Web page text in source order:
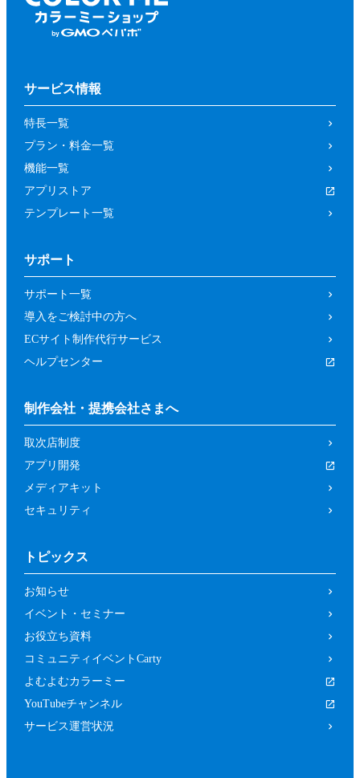
サービス情報
特長一覧
プラン・料金一覧
機能一覧
アプリストア
テンプレート一覧
サポート
サポート一覧
導入をご検討中の方へ
ECサイト制作代行サービス
ヘルプセンター
制作会社・提携会社さまへ
取次店制度
アプリ開発
メディアキット
セキュリティ
トピックス
お知らせ
イベント・セミナー
お役立ち資料
コミュニティイベントCarty
よむよむカラーミー
YouTubeチャンネル
サービス運営状況